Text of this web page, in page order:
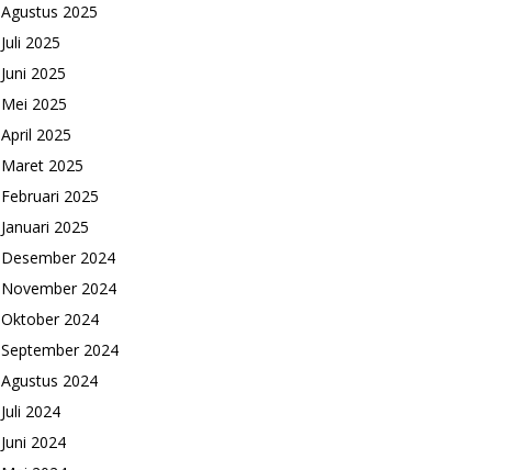
Agustus 2025
Juli 2025
Juni 2025
Mei 2025
April 2025
Maret 2025
Februari 2025
Januari 2025
Desember 2024
November 2024
Oktober 2024
September 2024
Agustus 2024
Juli 2024
Juni 2024